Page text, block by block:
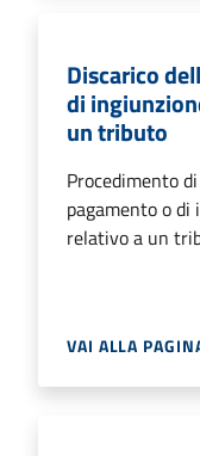
Discarico
di
un tributo
Procedimento
pagamento o
relativo a un
VAI ALLA